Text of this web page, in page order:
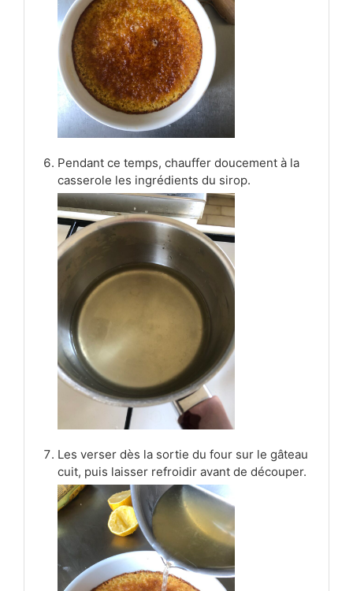
Pendant ce temps, chauffer doucement à la
casserole les ingrédients du sirop.
Les verser dès la sortie du four sur le gâteau
cuit, puis laisser refroidir avant de découper.